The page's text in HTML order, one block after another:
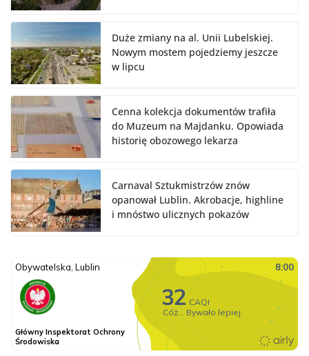
Duże zmiany na al. Unii Lubelskiej.
Nowym mostem pojedziemy jeszcze
w lipcu
Cenna kolekcja dokumentów trafiła
do Muzeum na Majdanku. Opowiada
historię obozowego lekarza
Carnaval Sztukmistrzów znów
opanował Lublin. Akrobacje, highline
i mnóstwo ulicznych pokazów